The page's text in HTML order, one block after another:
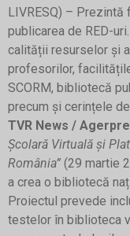
LIVRESQ) –
publicarea de RED-
calității resurselor și
profesorilor,
SCORM, bibliotecă
precum și cerințele
TVR News /
Școlară Virtuală și
România” (29 martie
a crea o bibliotecă
Proiectul prevede
testelor în biblioteca